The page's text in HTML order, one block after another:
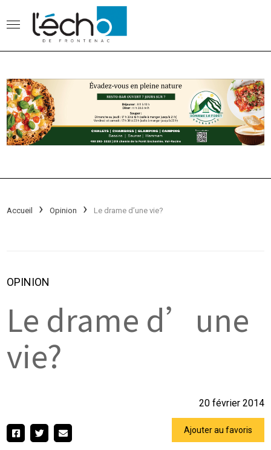
Accueil Opinion Le drame d’une vie?
OPINION
Le drame d’une
vie?
20 février 2014
Ajouter au favoris